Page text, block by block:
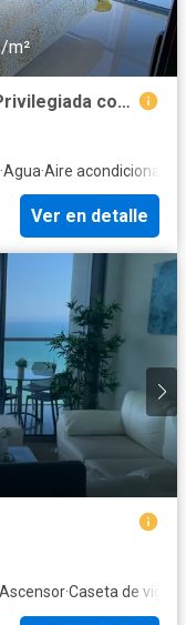
m²
Inversión Premium en Ubicación Privilegiada con Vista al Mar
·Agua·Aire acondicionado
Ver en detalle
Ascensor·Caseta de